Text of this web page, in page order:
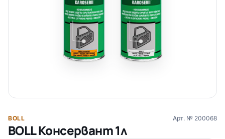
BOLL Арт. № 200068
BOLL Консервант 1л